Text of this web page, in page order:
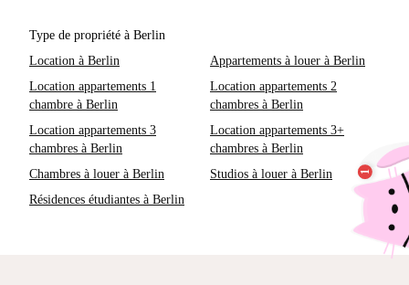
Type de propriété à Berlin
Location à Berlin
Appartements à louer à Berlin
Location appartements 1
chambre à Berlin
Location appartements 2
chambres à Berlin
Location appartements 3
chambres à Berlin
Location appartements 3+
chambres à Berlin
Chambres à louer à Berlin
Studios à louer à Berlin
Résidences étudiantes à Berlin